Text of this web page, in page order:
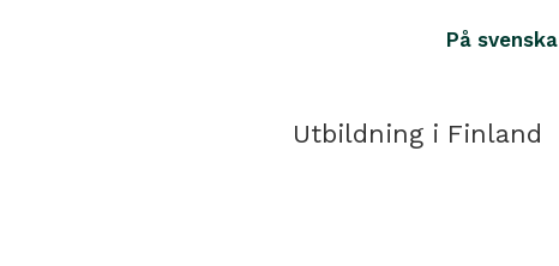
På svenska
Utbildning i Finland